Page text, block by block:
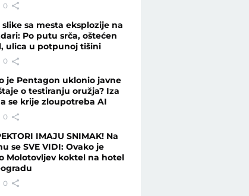
0
slike sa mesta eksplozije na
Po putu srča, oštećen
ulica u potpunoj tišini
0
je Pentagon uklonio javne
o testiranju oružja? Iza
se krije zloupotreba AI
0
IMAJU SNIMAK! Na
se SVE VIDI: Ovako je
Molotovljev koktel na hotel
0